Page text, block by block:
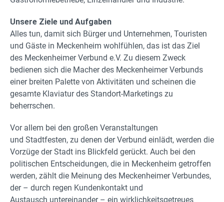
Unsere Ziele und Aufgaben
Alles tun, damit sich Bürger und Unternehmen, Touristen
und Gäste in Meckenheim wohlfühlen, das ist das Ziel
des Meckenheimer Verbund e.V. Zu diesem Zweck
bedienen sich die Macher des Meckenheimer Verbunds
einer breiten Palette von Aktivitäten und scheinen die
gesamte Klaviatur des Standort-Marketings zu
beherrschen.
Vor allem bei den großen Veranstaltungen
und Stadtfesten, zu denen der Verbund einlädt, werden die
Vorzüge der Stadt ins Blickfeld gerückt. Auch bei den
politischen Entscheidungen, die in Meckenheim getroffen
werden, zählt die Meinung des Meckenheimer Verbundes,
der – durch regen Kundenkontakt und
Austausch untereinander – ein wirklichkeitsgetreues